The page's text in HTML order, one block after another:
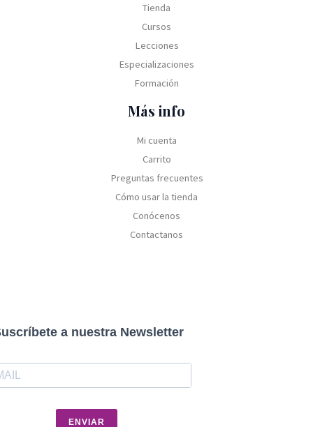
Tienda
Cursos
Lecciones
Especializaciones
Formación
Más info
Mi cuenta
Carrito
Preguntas frecuentes
Cómo usar la tienda
Conócenos
Contactanos
a nuestra Newsletter
ENVIAR